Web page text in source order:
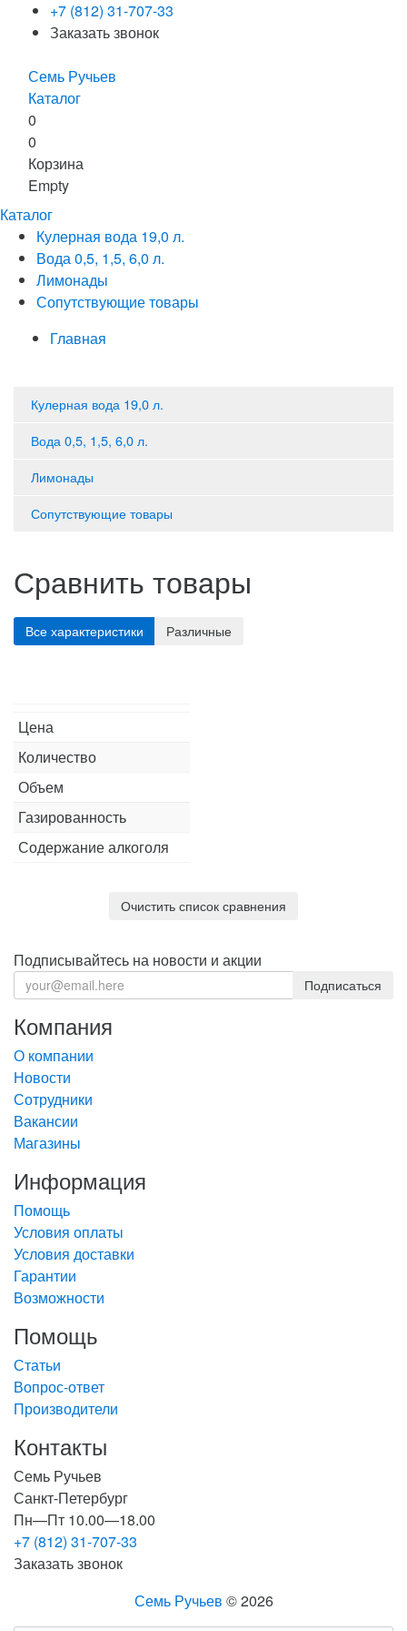
+7 (812) 31-707-33
Заказать звонок
Семь Ручьев
Каталог
0
0
Корзина
Empty
Каталог
Кулерная вода 19,0 л.
Вода 0,5, 1,5, 6,0 л.
Лимонады
Сопутствующие товары
Главная
Кулерная вода 19,0 л.
Вода 0,5, 1,5, 6,0 л.
Лимонады
Сопутствующие товары
Сравнить товары
Цена
Количество
Объем
Газированность
Содержание алкоголя
19л 1
Подписывайтесь на новости и акции
Компания
О компании
Новости
Сотрудники
Вакансии
Магазины
Информация
Помощь
Условия оплаты
Условия доставки
Гарантии
Возможности
Помощь
Статьи
Вопрос-ответ
Производители
Контакты
Семь Ручьев
Санкт-Петербург
Пн—Пт 10.00—18.00
+7 (812) 31-707-33
Заказать звонок
Семь Ручьев © 2026